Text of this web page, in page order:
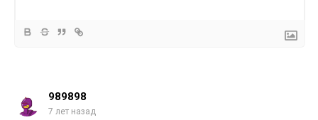
989898
7 лет назад